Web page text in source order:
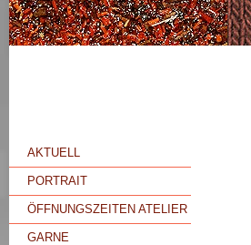
AKTUELL
PORTRAIT
ÖFFNUNGSZEITEN ATELIER
GARNE